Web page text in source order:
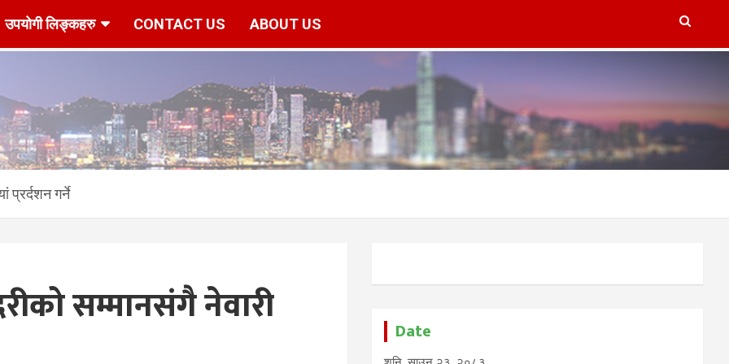
www/vhosts/hknepal.com/httpdocs/deshbidesh/wp-content/plugins/refresh-post-page-wud/refresh-post-page-wud.php
उपयोगी लिङ्कहरु CONTACT US ABOUT US
प्रर्दशन गर्ने
सम्मानसंगै नेवारी Date